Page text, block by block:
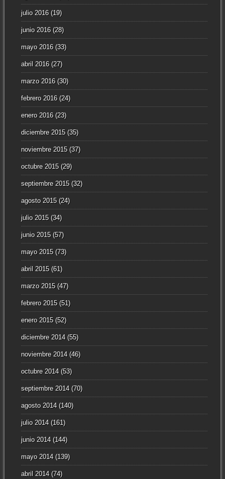
julio 2016(19)
junio 2016(28)
mayo 2016(33)
abril 2016(27)
marzo 2016(30)
febrero 2016(24)
enero 2016(23)
diciembre 2015(35)
noviembre 2015(37)
octubre 2015(29)
septiembre 2015(32)
agosto 2015(24)
julio 2015(34)
junio 2015(57)
mayo 2015(73)
abril 2015(61)
marzo 2015(47)
febrero 2015(51)
enero 2015(52)
diciembre 2014(55)
noviembre 2014(46)
octubre 2014(53)
septiembre 2014(70)
agosto 2014(140)
julio 2014(161)
junio 2014(144)
mayo 2014(139)
abril 2014(74)